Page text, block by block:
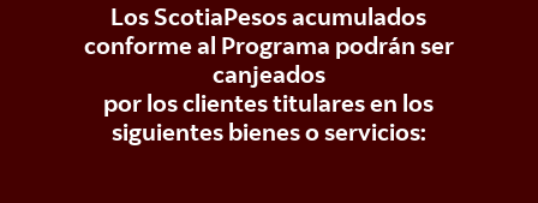
Los ScotiaPesos acumulados
conforme al Programa podrán ser
canjeados
por los clientes titulares en los
siguientes bienes o servicios: